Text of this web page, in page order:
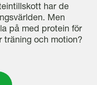
har de
Men
på med protein för
och motion?